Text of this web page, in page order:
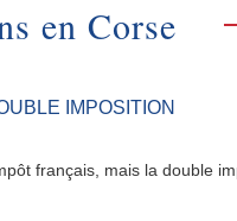
en Corse
IMPOSITION
français, mais la double